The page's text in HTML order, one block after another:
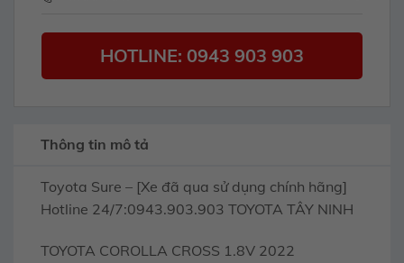
HOTLINE: 0943 903 903
Thông tin mô tả
Toyota Sure – [Xe đã qua sử dụng chính hãng]
Hotline 24/7:0943.903.903 TOYOTA TÂY NINH
TOYOTA COROLLA CROSS 1.8V 2022